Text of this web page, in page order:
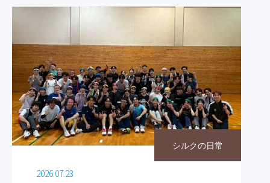
シルクの日常
2026.07.23